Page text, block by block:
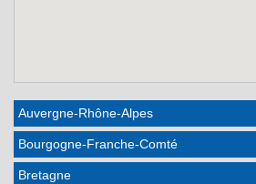
Auvergne-Rhône-Alpes
Bourgogne-Franche-Comté
Bretagne